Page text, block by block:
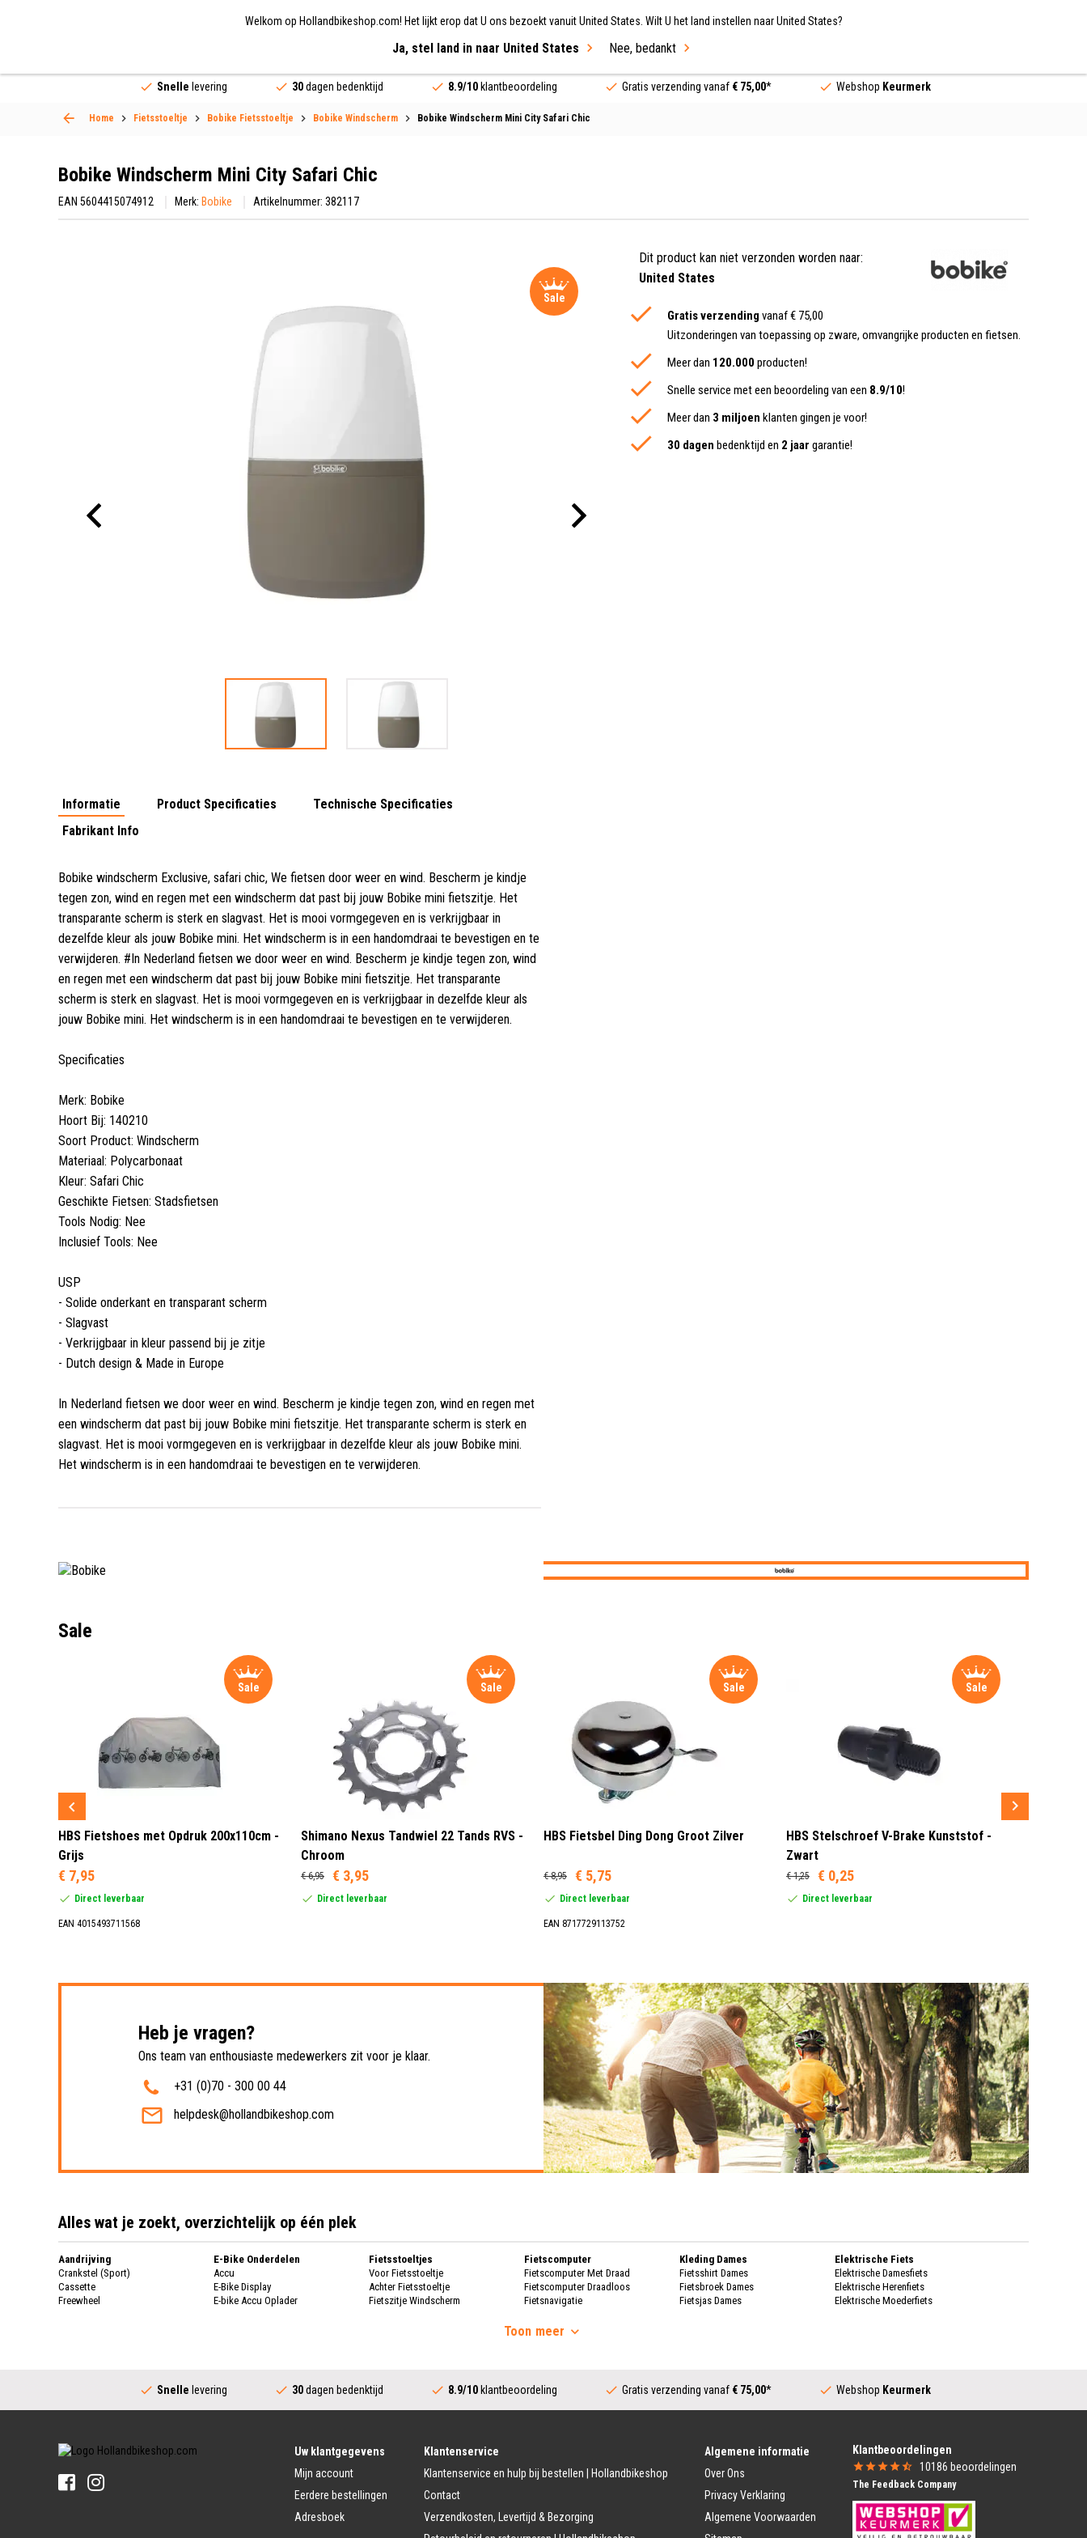
Nederland / EUR
Fietsen Merken Sale
Welkom op Hollandbikeshop.com! Het lijkt erop dat U ons bezoekt vanuit United States. Wilt U het land instellen naar United States?
Ja, stel land in naar United States Nee, bedankt
Snelle levering 30dagen bedenktijd 8.9/10klantbeoordeling Gratis verzending vanaf € 75,00* Webshop Keurmerk
Home Fietsstoeltje Bobike Fietsstoeltje Bobike Windscherm Bobike Windscherm Mini City Safari Chic
Bobike Windscherm Mini City Safari Chic
EAN 5604415074912 Merk: Bobike Artikelnummer: 382117
Sale
Informatie Product Specificaties
Technische Specificaties
Fabrikant Info
Bobike windscherm Exclusive, safari chic, We fietsen door weer en wind. Bescherm je kindje
tegen zon, wind en regen met een windscherm dat past bij jouw Bobike mini fietszitje. Het
transparante scherm is sterk en slagvast. Het is mooi vormgegeven en is verkrijgbaar in
dezelfde kleur als jouw Bobike mini. Het windscherm is in een handomdraai te bevestigen en te
verwijderen. #In Nederland fietsen we door weer en wind. Bescherm je kindje tegen zon, wind
en regen met een windscherm dat past bij jouw Bobike mini fietszitje. Het transparante
scherm is sterk en slagvast. Het is mooi vormgegeven en is verkrijgbaar in dezelfde kleur als
jouw Bobike mini. Het windscherm is in een handomdraai te bevestigen en te verwijderen.
Specificaties
Merk: Bobike
Hoort Bij: 140210
Soort Product: Windscherm
Materiaal: Polycarbonaat
Kleur: Safari Chic
Geschikte Fietsen: Stadsfietsen
Tools Nodig: Nee
Inclusief Tools: Nee
USP
- Solide onderkant en transparant scherm
- Slagvast
- Verkrijgbaar in kleur passend bij je zitje
- Dutch design & Made in Europe
In Nederland fietsen we door weer en wind. Bescherm je kindje tegen zon, wind en regen met
een windscherm dat past bij jouw Bobike mini fietszitje. Het transparante scherm is sterk en
slagvast. Het is mooi vormgegeven en is verkrijgbaar in dezelfde kleur als jouw Bobike mini.
Het windscherm is in een handomdraai te bevestigen en te verwijderen.
Dit product kan niet verzonden worden naar:
United States
Gratis verzending vanaf € 75,00
Uitzonderingen van toepassing op zware, omvangrijke producten en fietsen.
Meer dan 120.000 producten!
Snelle service met een beoordeling van een 8.9/10!
Meer dan 3 miljoen klanten gingen je voor!
30 dagen bedenktijd en 2 jaar garantie!
Sale
Sale
HBS Fietshoes met Opdruk 200x110cm -
Grijs
€ 7,95
Direct leverbaar
EAN 4015493711568
Sale
Shimano Nexus Tandwiel 22 Tands RVS -
Chroom
€ 6,95 € 3,95
Direct leverbaar
Sale
HBS Fietsbel Ding Dong Groot Zilver
€ 8,95 € 5,75
Direct leverbaar
EAN 8717729113752
Sale
HBS Stelschroef V-Brake Kunststof -
Zwart
€ 1,25 € 0,25
Direct leverbaar
Heb je vragen?
Ons team van enthousiaste medewerkers zit voor je klaar.
+31 (0)70 - 300 00 44
helpdesk@hollandbikeshop.com
Alles wat je zoekt, overzichtelijk op één plek
Aandrijving
Crankstel (Sport)
Cassette
Freewheel
Versnellingshendel (Stads)
Buitenbanden
Fiets Binnenband
E-Bike Onderdelen
Accu
E-Bike Display
E-bike Accu Oplader
Stuur
Fietsstoeltjes
Voor Fietsstoeltje
Achter Fietsstoeltje
Fietszitje Windscherm
Fietssloten
Ringslot
Beugelslot
Fietstas
Dubbele Fietstassen
Enkele Fietstassen
Fietscomputer
Fietscomputer Met Draad
Fietscomputer Draadloos
Fietsnavigatie
Voeding
Bescherming
Fietshoes
Fietstrainers
Handwarmer/Handmof
Kleding Dames
Fietsshirt Dames
Fietsbroek Dames
Fietsjas Dames
Regenbroek Dames
Poncho Dames
Fietskleding Heren
Fietsbroek Heren
Fietsjas Heren
Handschoenen Heren
Fietshelm heren
Fietsschoenen heren
Elektrische Fiets
Elektrische Damesfiets
Elektrische Herenfiets
Elektrische Moederfiets
Transportfiets
Dames Transportfiets
Transportfiets Meisjes
Vouwfiets
Vouwfietsen E-Bike
Kinderfiets Kopen
Toon meer
Snelle levering 30dagen bedenktijd 8.9/10klantbeoordeling Gratis verzending vanaf € 75,00* Webshop Keurmerk
Uw klantgegevens
Mijn account
Eerdere bestellingen
Adresboek
Klantenservice
Klantenservice en hulp bij bestellen | Hollandbikeshop
Contact
Verzendkosten, Levertijd & Bezorging
Algemene informatie
Over Ons
Privacy Verklaring
Algemene Voorwaarden
Klantbeoordelingen
10186 beoordelingen
The Feedback Company